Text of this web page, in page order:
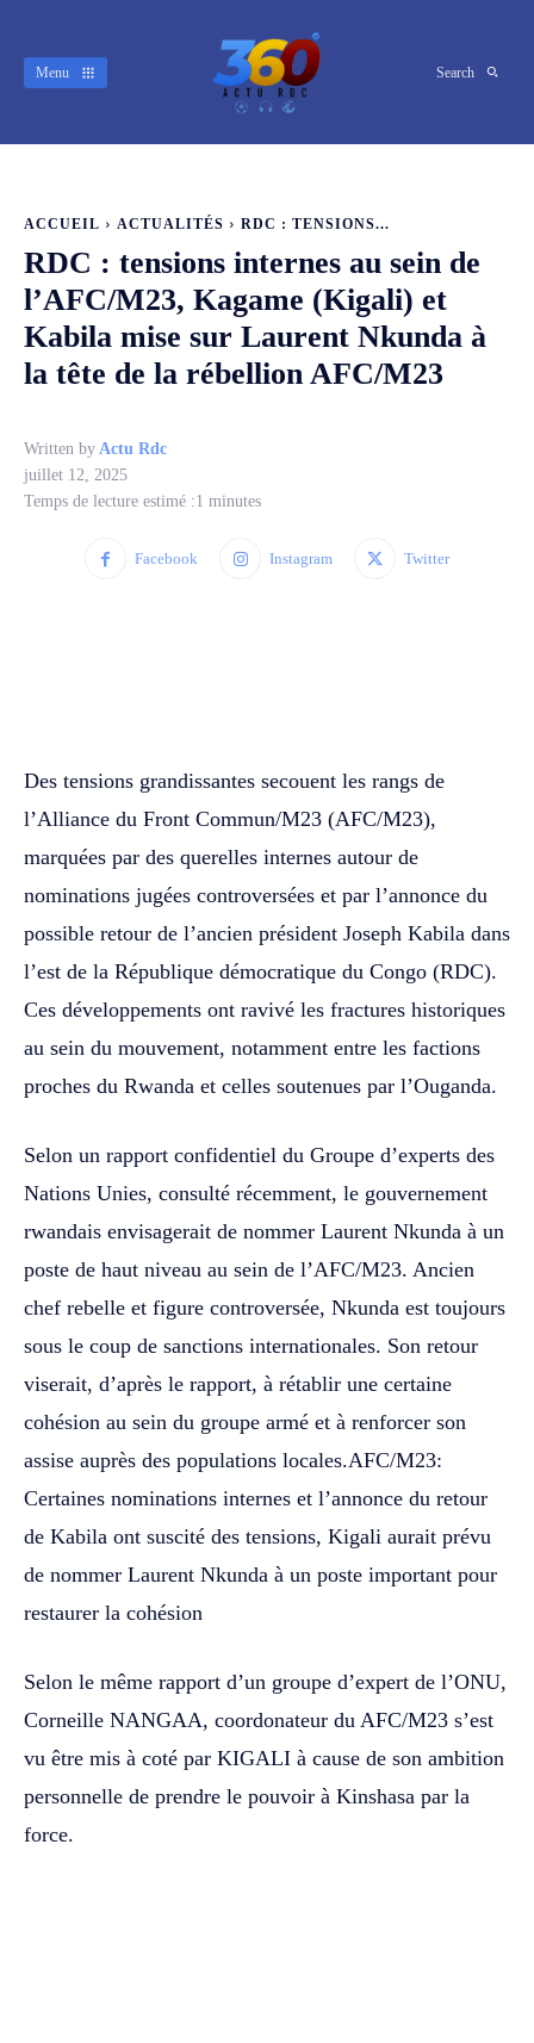
Menu Search
ACCUEIL ACTUALITÉS RDC : TENSIONS...
RDC : tensions internes au sein de
l’AFC/M23, Kagame (Kigali) et
Kabila mise sur Laurent Nkunda à
la tête de la rébellion AFC/M23
Written by Actu Rdc
juillet 12, 2025
Temps de lecture estimé :1 minutes
Facebook Instagram Twitter
Des tensions grandissantes secouent les rangs de
l’Alliance du Front Commun/M23 (AFC/M23),
marquées par des querelles internes autour de
nominations jugées controversées et par l’annonce du
possible retour de l’ancien président Joseph Kabila dans
l’est de la République démocratique du Congo (RDC).
Ces développements ont ravivé les fractures historiques
au sein du mouvement, notamment entre les factions
proches du Rwanda et celles soutenues par l’Ouganda.
Selon un rapport confidentiel du Groupe d’experts des
Nations Unies, consulté récemment, le gouvernement
rwandais envisagerait de nommer Laurent Nkunda à un
poste de haut niveau au sein de l’AFC/M23. Ancien
chef rebelle et figure controversée, Nkunda est toujours
sous le coup de sanctions internationales. Son retour
viserait, d’après le rapport, à rétablir une certaine
cohésion au sein du groupe armé et à renforcer son
assise auprès des populations locales.AFC/M23:
Certaines nominations internes et l’annonce du retour
de Kabila ont suscité des tensions, Kigali aurait prévu
de nommer Laurent Nkunda à un poste important pour
restaurer la cohésion
Selon le même rapport d’un groupe d’expert de l’ONU,
Corneille NANGAA, coordonateur du AFC/M23 s’est
vu être mis à coté par KIGALI à cause de son ambition
personnelle de prendre le pouvoir à Kinshasa par la
force.